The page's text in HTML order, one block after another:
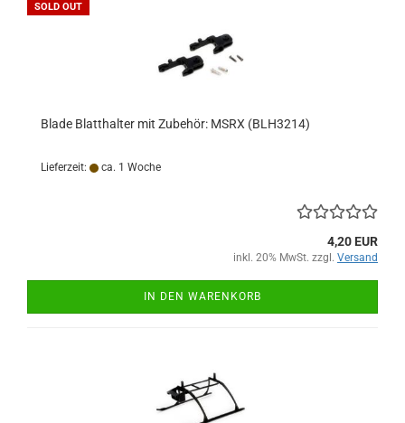
SOLD OUT
Blade Blatthalter mit Zubehör: MSRX (BLH3214)
Lieferzeit: ca. 1 Woche
4,20 EUR
inkl. 20% MwSt. zzgl. Versand
IN DEN WARENKORB